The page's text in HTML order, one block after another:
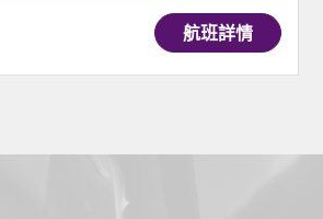
航班詳情